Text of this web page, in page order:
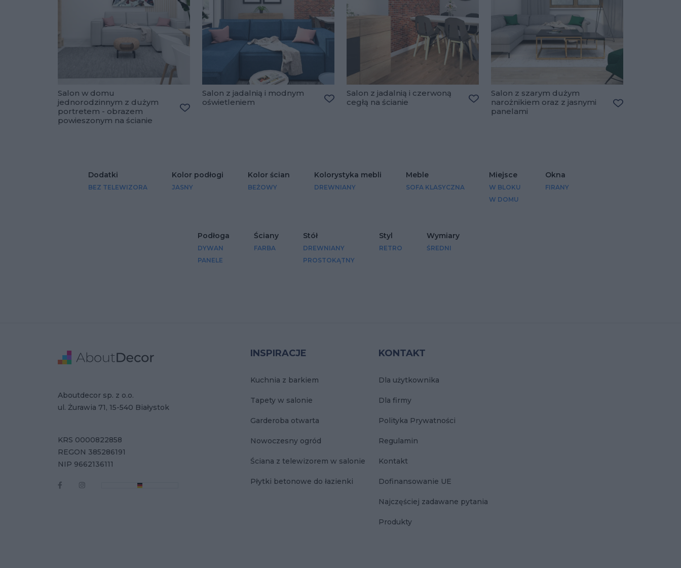
Salon w domu
jednorodzinnym z dużym
portretem - obrazem
powieszonym na ścianie
Salon z jadalnią i modnym
oświetleniem
Salon z jadalnią i czerwoną
cegłą na ścianie
Dodaj do ulubionych
Salon z szarym dużym
narożnikiem oraz z jasnymi
panelami
Dodatki
BEZ TELEWIZORA
Kolor podłogi
JASNY
Kolor ścian
BEŻOWY
Kolorystyka mebli
DREWNIANY
Meble
SOFA KLASYCZNA
Miejsce
W BLOKU
W DOMU
Okna
FIRANY
Podłoga
DYWAN
PANELE
Ściany
FARBA
Stół
DREWNIANY
PROSTOKĄTNY
Styl
RETRO
Wymiary
ŚREDNI
INSPIRACJE
Kuchnia z barkiem
Tapety w salonie
Garderoba otwarta
Nowoczesny ogród
Ściana z telewizorem w salonie
Płytki betonowe do łazienki
KONTAKT
Dla użytkownika
Dla firmy
Polityka Prywatności
Regulamin
Kontakt
Dofinansowanie UE
Najczęściej zadawane pytania
Produkty
Adres
Aboutdecor sp. z o.o.
ul. Żurawia 71, 15-540 Białystok
Dane Firmy
KRS 0000822858
REGON 385286191
NIP 9662136111